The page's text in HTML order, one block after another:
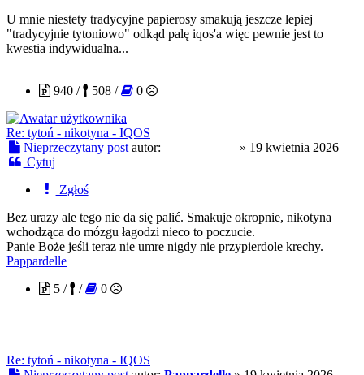
U mnie niestety tradycyjne papierosy smakują jeszcze lepiej
"tradycyjnie tytoniowo" odkąd palę iqos'a więc pewnie jest to
kwestia indywidualna...
940 /
508 / 0
Re: tytoń - nikotyna - IQOS
Nieprzeczytany post autor: » 19 kwietnia 2026
Cytuj
Zgłoś
Bez urazy ale tego nie da się palić. Smakuje okropnie, nikotyna
wchodząca do mózgu łagodzi nieco to poczucie.
Panie Boże jeśli teraz nie umre nigdy nie przypierdole krechy.
Pappardelle
5 /
/ 0
Re: tytoń - nikotyna - IQOS